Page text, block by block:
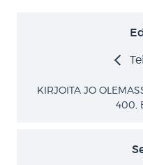
KIRJOITA JO OLEMASSA OLEVAAN KUVAAN NOIN
400,